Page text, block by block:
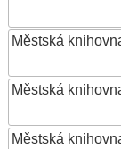
Městská
Městská
Městská